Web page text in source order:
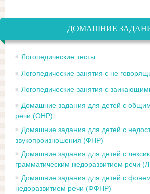
ДОМАШНИЕ
Логопедические тесты
Логопедические занятия с не
Логопедические занятия с
Домашние задания для детей с
речи (ОНР)
Домашние задания для детей с
звукопроизношения (ФНР)
Домашние задания для детей с
грамматическим недоразвитием речи
Домашние задания для детей с
недоразвитием речи (ФФНР)